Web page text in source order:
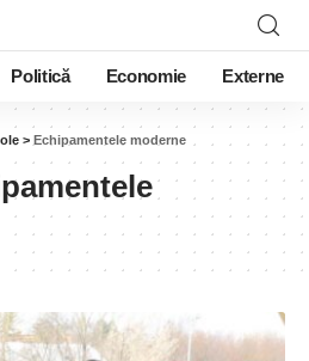
Politică Economie Externe
> Echipamentele moderne